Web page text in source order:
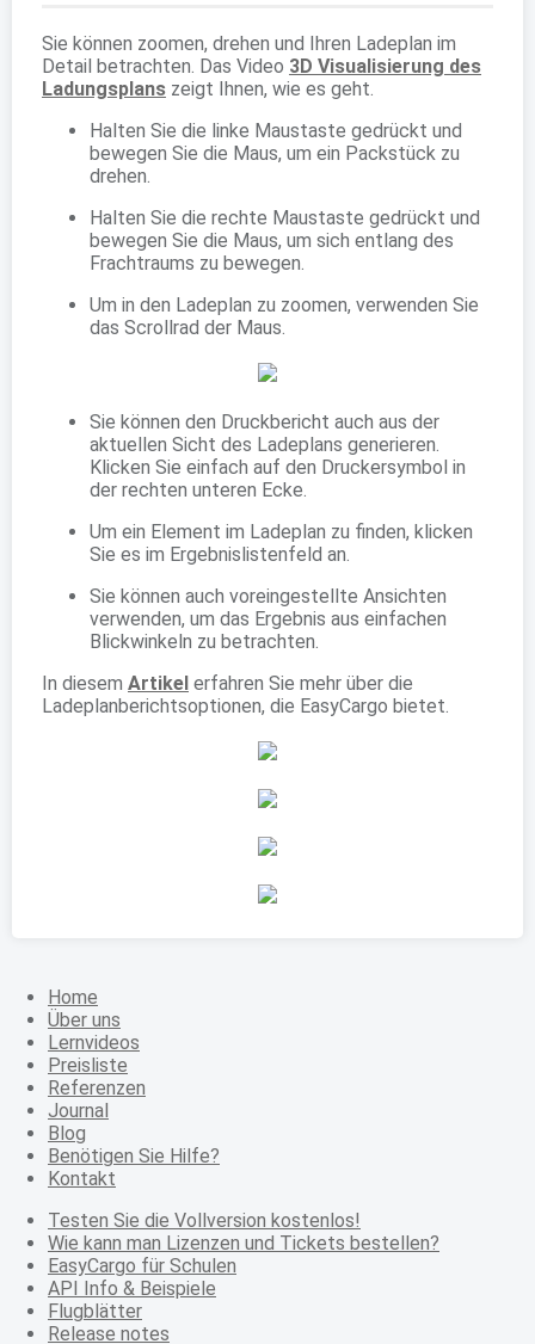
Sie können zoomen, drehen und Ihren Ladeplan im
Detail betrachten. Das Video 3D Visualisierung des
Ladungsplans zeigt Ihnen, wie es geht.
Halten Sie die linke Maustaste gedrückt und
bewegen Sie die Maus, um ein Packstück zu
drehen.
Halten Sie die rechte Maustaste gedrückt und
bewegen Sie die Maus, um sich entlang des
Frachtraums zu bewegen.
Um in den Ladeplan zu zoomen, verwenden Sie
das Scrollrad der Maus.
Sie können den Druckbericht auch aus der
aktuellen Sicht des Ladeplans generieren.
Klicken Sie einfach auf den Druckersymbol in
der rechten unteren Ecke.
Um ein Element im Ladeplan zu finden, klicken
Sie es im Ergebnislistenfeld an.
Sie können auch voreingestellte Ansichten
verwenden, um das Ergebnis aus einfachen
Blickwinkeln zu betrachten.
In diesem Artikel erfahren Sie mehr über die
Ladeplanberichtsoptionen, die EasyCargo bietet.
Home
Über uns
Lernvideos
Preisliste
Referenzen
Journal
Blog
Benötigen Sie Hilfe?
Kontakt
Testen Sie die Vollversion kostenlos!
Wie kann man Lizenzen und Tickets bestellen?
EasyCargo für Schulen
API Info & Beispiele
Flugblätter
Release notes